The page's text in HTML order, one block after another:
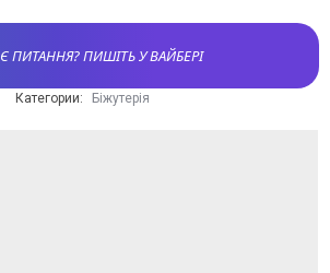
Є ПИТАННЯ? ПИШІТЬ У ВАЙБЕРІ
Категории: Біжутерія